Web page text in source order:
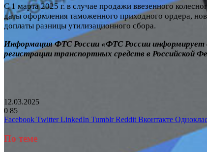
С 1 марта 2025 г. в случае продажи ввезенного
даты оформления таможенного приходного ордера,
доплаты разницы утилизационного сбора.
Информация ФТС России «ФТС России информирует
регистрации транспортных средств в Российской
12.03.2025
0 85
Facebook Twitter LinkedIn Tumblr Reddit Вконтакте
По теме